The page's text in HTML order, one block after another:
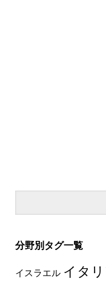
分野別タグ一覧
イスラエル イタ